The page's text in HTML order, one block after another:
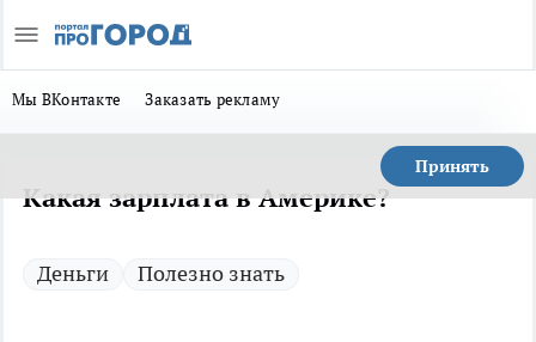
Мы ВКонтакте Заказать рекламу
Принять
Какая зарплата в Америке?
Деньги Полезно знать